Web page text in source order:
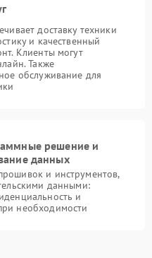
доставку техники
и качественный
Клиенты могут
Также
обслуживание для
решение и
данных
и инструментов,
данными:
и
необходимости